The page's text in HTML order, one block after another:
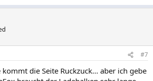
#7
die Seite Ruckzuck... aber ich gebe